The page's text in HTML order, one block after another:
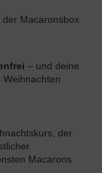
Macaronsbox
– und deine
der
Macarons